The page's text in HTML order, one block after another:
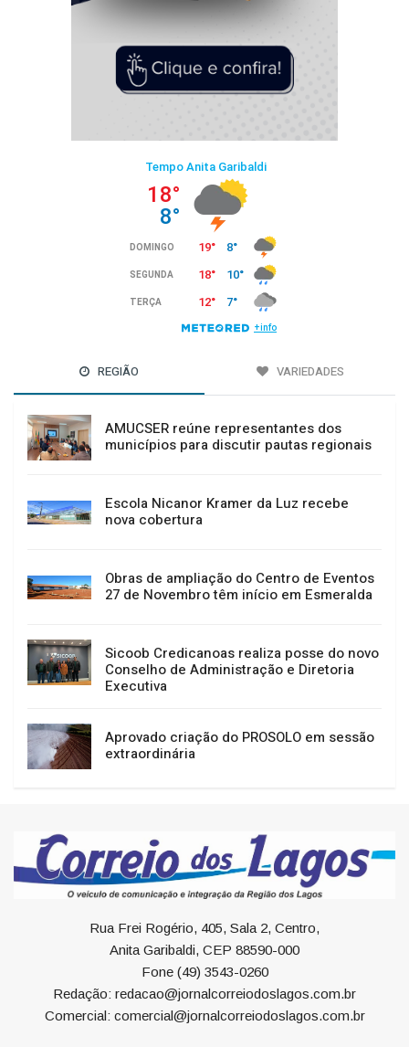
REGIÃO VARIEDADES
AMUCSER reúne representantes dos
municípios para discutir pautas regionais
Escola Nicanor Kramer da Luz recebe
nova cobertura
Obras de ampliação do Centro de Eventos
27 de Novembro têm início em Esmeralda
Sicoob Credicanoas realiza posse do novo
Conselho de Administração e Diretoria
Executiva
Aprovado criação do PROSOLO em sessão
extraordinária
Rua Frei Rogério, 405, Sala 2, Centro,
Anita Garibaldi, CEP 88590-000
Fone (49) 3543-0260
Redação: redacao@jornalcorreiodoslagos.com.br
Comercial: comercial@jornalcorreiodoslagos.com.br